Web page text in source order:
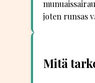
joten runsas
Mitä